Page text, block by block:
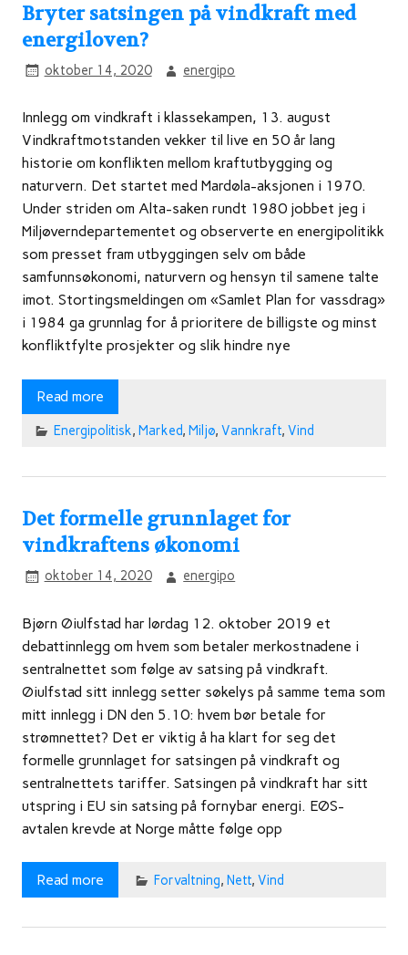
Bryter satsingen på vindkraft med
energiloven?
oktober 14, 2020 energipo
Innlegg om vindkraft i klassekampen, 13. august
Vindkraftmotstanden vekker til live en 50 år lang
historie om konflikten mellom kraftutbygging og
naturvern. Det startet med Mardøla-aksjonen i 1970.
Under striden om Alta-saken rundt 1980 jobbet jeg i
Miljøverndepartementet og observerte en energipolitikk
som presset fram utbyggingen selv om både
samfunnsøkonomi, naturvern og hensyn til samene talte
imot. Stortingsmeldingen om «Samlet Plan for vassdrag»
i 1984 ga grunnlag for å prioritere de billigste og minst
konfliktfylte prosjekter og slik hindre nye
Read more
Energipolitisk, Marked, Miljø, Vannkraft, Vind
Det formelle grunnlaget for
vindkraftens økonomi
oktober 14, 2020 energipo
Bjørn Øiulfstad har lørdag 12. oktober 2019 et
debattinnlegg om hvem som betaler merkostnadene i
sentralnettet som følge av satsing på vindkraft.
Øiulfstad sitt innlegg setter søkelys på samme tema som
mitt innlegg i DN den 5.10: hvem bør betale for
strømnettet? Det er viktig å ha klart for seg det
formelle grunnlaget for satsingen på vindkraft og
sentralnettets tariffer. Satsingen på vindkraft har sitt
utspring i EU sin satsing på fornybar energi. EØS-
avtalen krevde at Norge måtte følge opp
Read more Forvaltning, Nett, Vind